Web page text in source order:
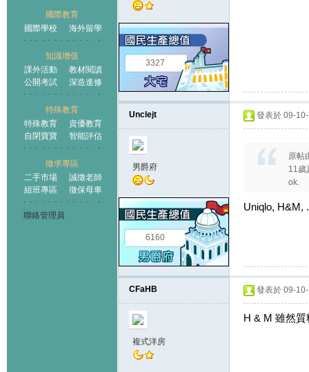
國際教育
國際學校
海外留學
知識增值
課外活動
教材閱讀
公開考試
深造進修
特殊教育
特殊教育
資優教育
自閉寶寶
智能評估
徵求專區
二手市場
誠徵老師
組班專區
徵保母車
聯絡管理員
3327
Unclejt
男爵府
6160
發表於 09-
原帖
11歲
ok.
Uniqlo, H&M,
CFaHB
複式洋房
發表於 09-
H & M 雖然